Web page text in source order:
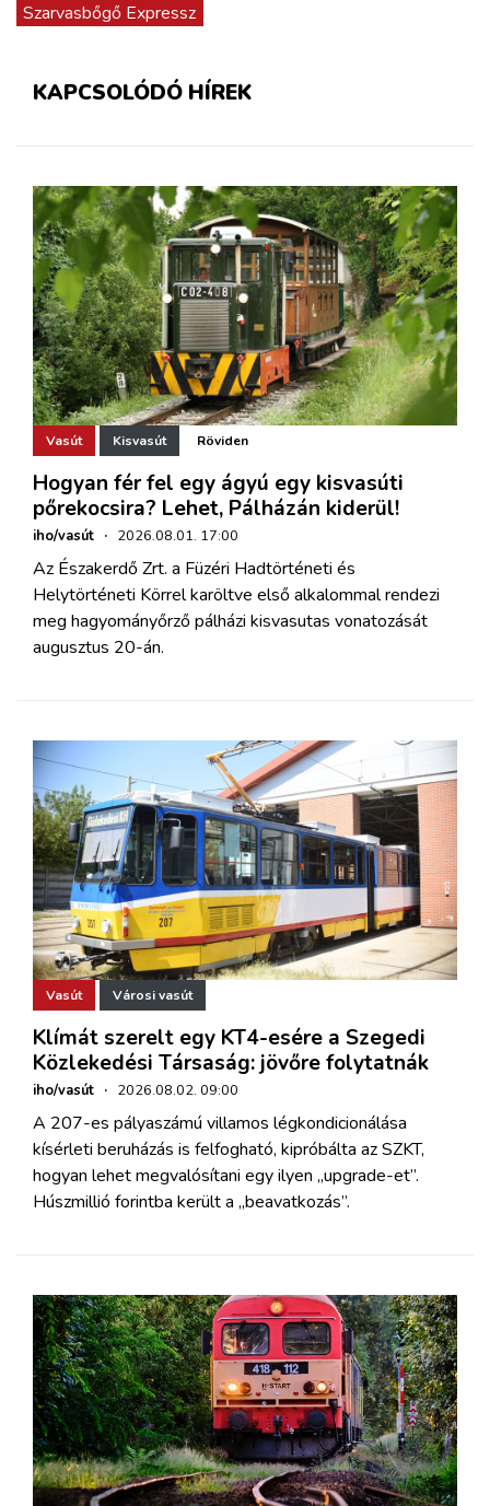
Szarvasbőgő Expressz
KAPCSOLÓDÓ HÍREK
Vasút Kisvasút Röviden
Hogyan fér fel egy ágyú egy kisvasúti
pőrekocsira? Lehet, Pálházán kiderül!
iho/vasút · 2026.08.01. 17:00
Az Északerdő Zrt. a Füzéri Hadtörténeti és
Helytörténeti Körrel karöltve első alkalommal rendezi
meg hagyományőrző pálházi kisvasutas vonatozását
augusztus 20-án.
Vasút Városi vasút
Klímát szerelt egy KT4-esére a Szegedi
Közlekedési Társaság: jövőre folytatnák
iho/vasút · 2026.08.02. 09:00
A 207-es pályaszámú villamos légkondicionálása
kísérleti beruházás is felfogható, kipróbálta az SZKT,
hogyan lehet megvalósítani egy ilyen „upgrade-et”.
Húszmillió forintba került a „beavatkozás”.